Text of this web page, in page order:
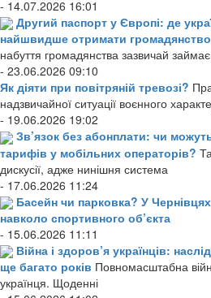
- 14.07.2026 16:01
Другий паспорт у Європі: де
найшвидше отримати
набуття громадянства зазвичай
- 23.06.2026 09:10
Як діяти при повітряній тревозі?
надзвичайної ситуації воєнного
- 19.06.2026 19:02
Зв’язок без абонплати: чи
тарифів у мобільних операторів?
дискусії, адже нинішня система
- 17.06.2026 11:24
Басейн чи парковка? У
навколо спортивного об’єкта
- 15.06.2026 11:11
Війна і здоров’я українців:
ще багато років Повномасштабна
українця. Щоденні